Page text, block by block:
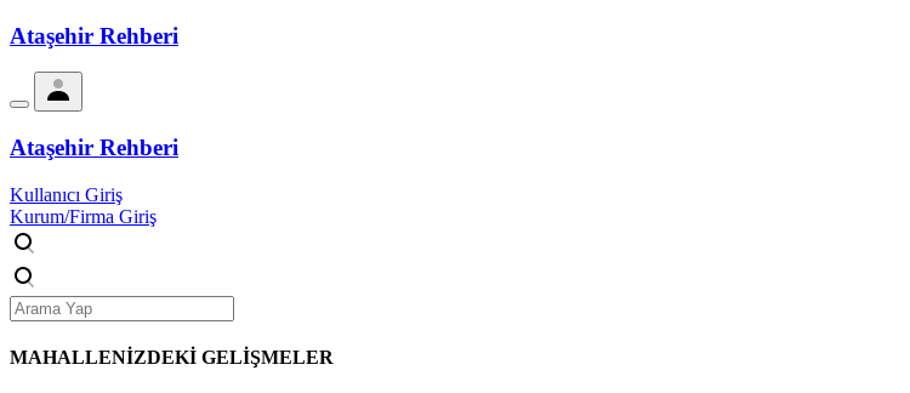
Ataşehir Rehberi
Ataşehir Rehberi
Kullanıcı Giriş
Kurum/Firma Giriş
MAHALLENİZDEKİ GELİŞMELER